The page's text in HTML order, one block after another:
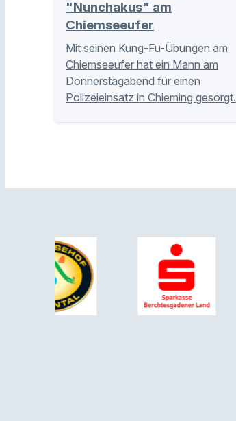
"Nunchakus" am
Chiemseeufer
Mit seinen Kung-Fu-Übungen am
Chiemseeufer hat ein Mann am
Donnerstagabend für einen
Polizeieinsatz in Chieming gesorgt.